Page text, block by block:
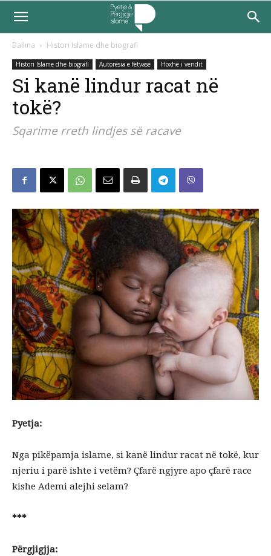
Ballina Histori Islame dhe biografi
Histori Islame dhe biografi Autorësia e fetvasë Hoxhë i vendit
Si kanë lindur racat në
tokë?
Sqarime rreth lindjes së racave
Pyetja:
Nga pikëpamja islame, si kanë lindur racat në tokë, kur
njeriu i parë ishte i vetëm? Çfarë ngjyre apo çfarë race
kishe Ademi alejhi selam?
***
Përgjigjja: